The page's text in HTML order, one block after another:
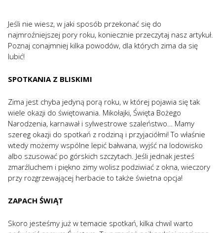
Jeśli nie wiesz, w jaki sposób przekonać się do
najmroźniejszej pory roku, koniecznie przeczytaj nasz artykuł.
Poznaj conajmniej kilka powodów, dla których zima da się
lubić!
SPOTKANIA Z BLISKIMI
Zima jest chyba jedyną porą roku, w której pojawia się tak
wiele okazji do świętowania. Mikołajki, Święta Bożego
Narodzenia, karnawał i sylwestrowe szaleństwo… Mamy
szereg okazji do spotkań z rodziną i przyjaciółmi! To właśnie
wtedy możemy wspólne lepić bałwana, wyjść na lodowisko
albo szusować po górskich szczytach. Jeśli jednak jesteś
zmarźluchem i piękno zimy wolisz podziwiać z okna, wieczory
przy rozgrzewającej herbacie to także świetna opcja!
ZAPACH ŚWIĄT
Skoro jesteśmy już w temacie spotkań, kilka chwil warto